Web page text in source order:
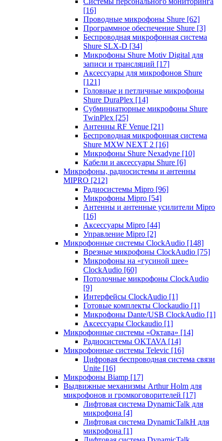
[16]
Проводные микрофоны Shure [62]
Программное обеспечение Shure [3]
Беспроводная микрофонная система
Shure SLX-D [34]
Микрофоны Shure Motiv Digital для
записи и трансляций [17]
Аксессуары для микрофонов Shure
[121]
Головные и петличные микрофоны
Shure DuraPlex [14]
Субминиатюрные микрофоны Shure
TwinPlex [25]
Антенны RF Venue [21]
Беспроводная микрофонная система
Shure MXW NEXT 2 [16]
Микрофоны Shure Nexadyne [10]
Кабели и аксессуары Shure [6]
Микрофоны, радиосистемы и антенны
MIPRO [212]
Радиосистемы Mipro [96]
Микрофоны Mipro [54]
Антенны и антенные усилители Mipro
[16]
Аксессуары Mipro [44]
Управление Mipro [2]
Микрофонные системы ClockAudio [148]
Врезные микрофоны ClockAudio [75]
Микрофоны на «гусиной шее»
ClockAudio [60]
Потолочные микрофоны ClockAudio
[9]
Интерфейсы ClockAudio [1]
Готовые комплекты Clockaudio [1]
Микрофоны Dante/USB ClockAudio [1]
Аксессуары Clockaudio [1]
Микрофонные системы «Октава» [14]
Радиосистемы OKTAVA [14]
Микрофонные системы Televic [16]
Цифровая беспроводная система связи
Unite [16]
Микрофоны Biamp [17]
Выдвижные механизмы Arthur Holm для
микрофонов и громкоговорителей [17]
Лифтовая система DynamicTalk для
микрофона [4]
Лифтовая система DynamicTalkH для
микрофона [1]